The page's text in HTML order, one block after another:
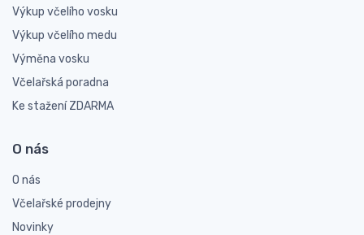
Výkup včelího vosku
Výkup včelího medu
Výměna vosku
Včelařská poradna
Ke stažení ZDARMA
O nás
O nás
Včelařské prodejny
Novinky